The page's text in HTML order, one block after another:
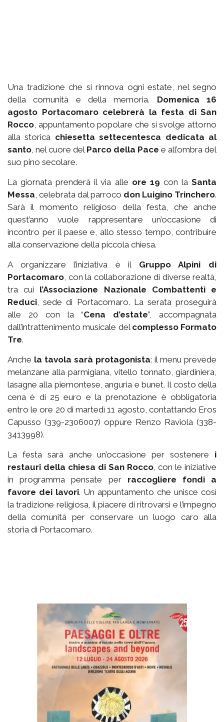
Una tradizione che si rinnova ogni estate, nel segno
della comunità e della memoria. Domenica 16
agosto Portacomaro celebrerà la festa di San
Rocco , appuntamento popolare che si svolge attorno
alla storica chiesetta settecentesca dedicata al
santo , nel cuore del Parco della Pace e all’ombra del
suo pino secolare.
La giornata prenderà il via alle ore 19 con laSanta
Messa , celebrata dal parroco don Luigino Trinchero.
Sarà il momento religioso della festa, che anche
quest’anno vuole rappresentare un’occasione di
incontro per il paese e, allo stesso tempo, contribuire
alla conservazione della piccola chiesa.
A organizzare l’iniziativa è il Gruppo Alpini di
Portacomaro , con la collaborazione di diverse realtà,
tra cui l’Associazione Nazionale Combattenti e
Reduci , sede di Portacomaro. La serata proseguirà
alle 20 con la “Cena d’estate”, accompagnata
dall’intrattenimento musicale del complesso Formato
Tre.
Anche la tavola sarà protagonista: il menu prevede
melanzane alla parmigiana, vitello tonnato, giardiniera,
lasagne alla piemontese, anguria e bunet. Il costo della
cena è di 25 euro e la prenotazione è obbligatoria
entro le ore 20 di martedì 11 agosto, contattando Eros
Capusso (339-2306007) oppure Renzo Raviola (338-
3413998).
La festa sarà anche un’occasione per sostenere i
restauri della chiesa di San Rocco , con le iniziative
in programma pensate per raccogliere fondi a
favore dei lavori. Un appuntamento che unisce così
la tradizione religiosa, il piacere di ritrovarsi e l’impegno
della comunità per conservare un luogo caro alla
storia di Portacomaro.